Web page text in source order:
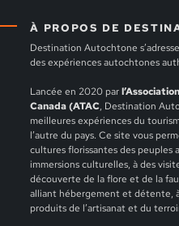
À PROPOS DE
Destination Autochtone
des expériences autochtones
Lancée en 2020 par
Canada (ATAC, Destination
meilleures expériences du
l’autre du pays. Ce site vous
cultures florissantes des peuples
immersions culturelles, à des
découverte de la flore et de la
alliant hébergement et détente,
produits de l’artisanat et du